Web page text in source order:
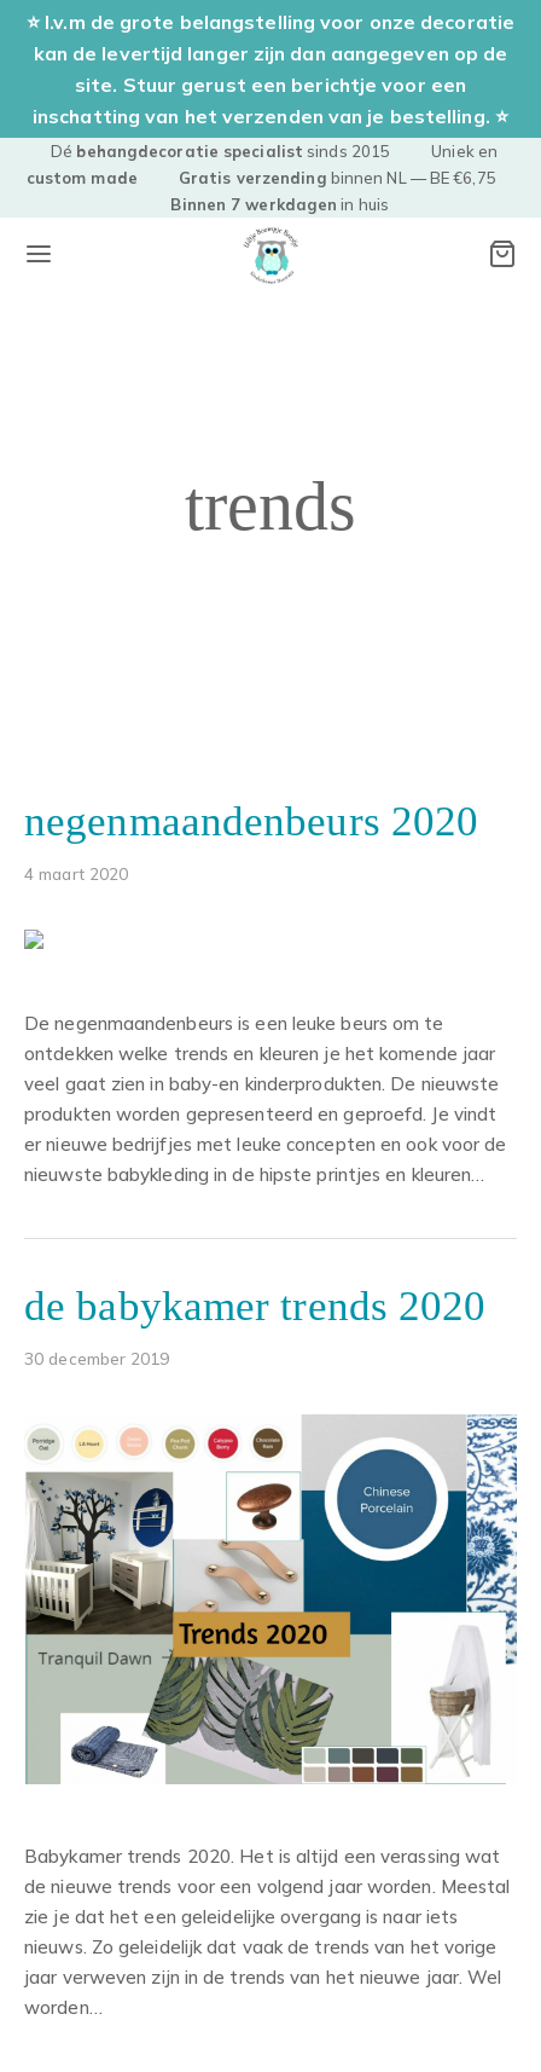
⭐ I.v.m de grote belangstelling voor onze decoratie
kan de levertijd langer zijn dan aangegeven op de
site. Stuur gerust een berichtje voor een
inschatting van het verzenden van je bestelling. ⭐
Dé behangdecoratie specialist sinds 2015 Uniek en
custom made
Gratis verzending binnen NL — BE €6,75
Binnen 7 werkdagen in huis
trends
negenmaandenbeurs 2020
4 maart 2020
De negenmaandenbeurs is een leuke beurs om te
ontdekken welke trends en kleuren je het komende jaar
veel gaat zien in baby-en kinderprodukten. De nieuwste
produkten worden gepresenteerd en geproefd. Je vindt
er nieuwe bedrijfjes met leuke concepten en ook voor de
nieuwste babykleding in de hipste printjes en kleuren…
de babykamer trends 2020
30 december 2019
Babykamer trends 2020. Het is altijd een verassing wat
de nieuwe trends voor een volgend jaar worden. Meestal
zie je dat het een geleidelijke overgang is naar iets
nieuws. Zo geleidelijk dat vaak de trends van het vorige
jaar verweven zijn in de trends van het nieuwe jaar. Wel
worden…